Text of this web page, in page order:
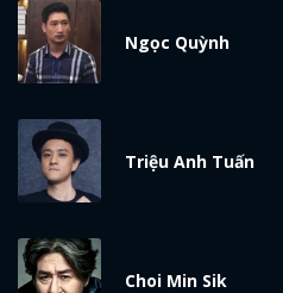
Ngọc Quỳnh
Triệu Anh Tuấn
Choi Min Sik